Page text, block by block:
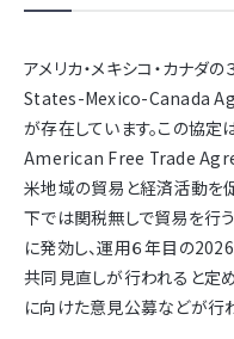
アメリカ・メキシコ・カナダ
States-Mexico-Canada
が存在しています。この協
American Free Trade
米地域の貿易と経済活動を
下では関税無しで貿易を行
に発効し、運用６年目の
共同見直しが行われると定
に向けた意見公募などが行